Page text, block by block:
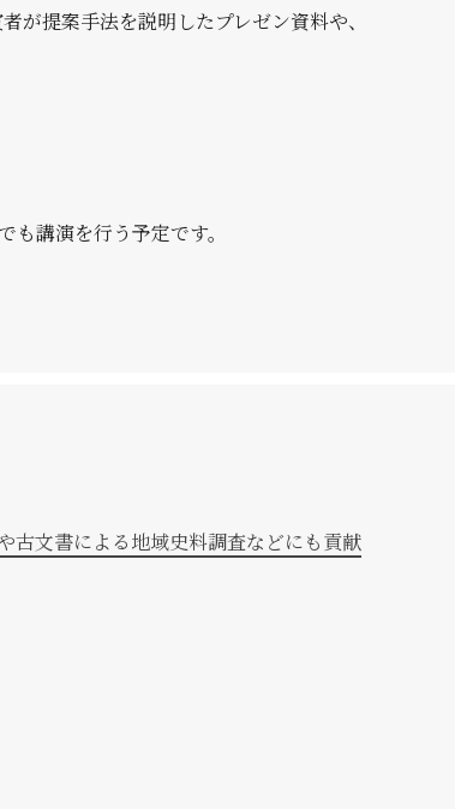
が提案手法を説明したプレゼン資料や、
も講演を行う予定です。
古文書による地域史料調査などにも貢献